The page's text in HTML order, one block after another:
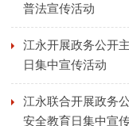
普法宣传活动
江永开展政务公开
日集中宣传活动
江永联合开展政务
安全教育日集中宣